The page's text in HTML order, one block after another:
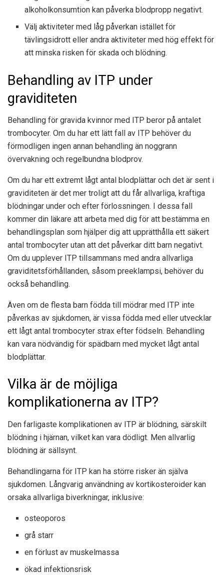
alkoholkonsumtion kan påverka blodpropp negativt.
Välj aktiviteter med låg påverkan istället för
tävlingsidrott eller andra aktiviteter med hög effekt för
att minska risken för skada och blödning.
Behandling av ITP under
graviditeten
Behandling för gravida kvinnor med ITP beror på antalet
trombocyter. Om du har ett lätt fall av ITP behöver du
förmodligen ingen annan behandling än noggrann
övervakning och regelbundna blodprov.
Om du har ett extremt lågt antal blodplättar och det är sent i
graviditeten är det mer troligt att du får allvarliga, kraftiga
blödningar under och efter förlossningen. I dessa fall
kommer din läkare att arbeta med dig för att bestämma en
behandlingsplan som hjälper dig att upprätthålla ett säkert
antal trombocyter utan att det påverkar ditt barn negativt.
Om du upplever ITP tillsammans med andra allvarliga
graviditetsförhållanden, såsom preeklampsi, behöver du
också behandling.
Även om de flesta barn födda till mödrar med ITP inte
påverkas av sjukdomen, är vissa födda med eller utvecklar
ett lågt antal trombocyter strax efter födseln. Behandling
kan vara nödvändig för spädbarn med mycket lågt antal
blodplättar.
Vilka är de möjliga
komplikationerna av ITP?
Den farligaste komplikationen av ITP är blödning, särskilt
blödning i hjärnan, vilket kan vara dödligt. Men allvarlig
blödning är sällsynt.
Behandlingarna för ITP kan ha större risker än själva
sjukdomen. Långvarig användning av kortikosteroider kan
orsaka allvarliga biverkningar, inklusive:
osteoporos
grå starr
en förlust av muskelmassa
ökad infektionsrisk